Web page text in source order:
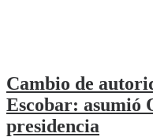
Cambio de
Escobar: asumió
presidencia